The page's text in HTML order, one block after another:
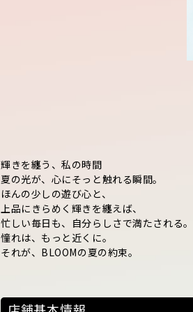
輝きを纏う、私の時間
夏の光が、心にそっと触れる瞬間。
ほんの少しの遊び心と、
上品にきらめく輝きを纏えば、
忙しい毎日も、自分らしさで満たされる。
憧れは、もっと近くに。
それが、BLOOMの夏の約束。